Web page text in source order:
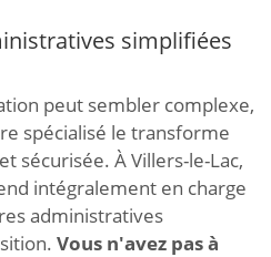
simplifiées
peut sembler complexe,
spécialisé le transforme
sécurisée. À Villers-le-Lac,
intégralement en charge
administratives
Vous n'avez pas à